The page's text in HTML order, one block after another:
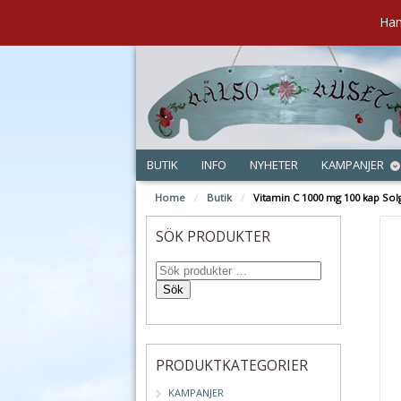
BUTIK INFO NYHETER KAMPANJER
Home / Butik / Vitamin C 1000 mg 100 kap
SÖK PRODUKTER
Sök
PRODUKTKATEGORIER
KAMPANJER